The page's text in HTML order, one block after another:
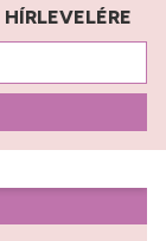
HÍRLEVELÉRE